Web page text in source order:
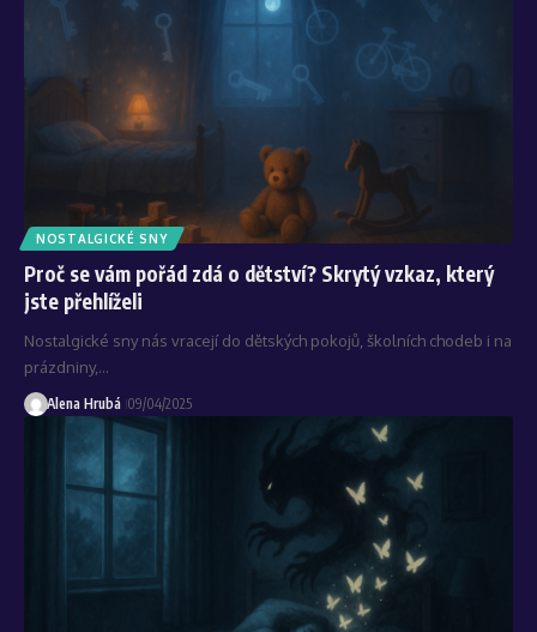
NOSTALGICKÉ SNY
Proč se vám pořád zdá o dětství? Skrytý vzkaz, který
jste přehlíželi
Nostalgické sny nás vracejí do dětských pokojů, školních chodeb i na
prázdniny,…
Alena Hrubá 09/04/2025